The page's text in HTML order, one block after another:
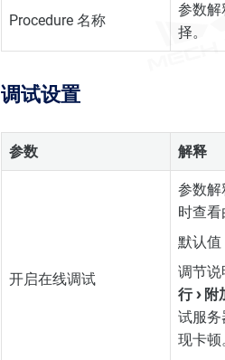
Procedure 名称
参数解
择。
调试设置
参数 解释
开启在线调试
参数解
时查看
默认值
调节说
行
附
试服务
现卡顿